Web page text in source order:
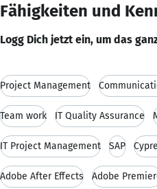
Fähigkeiten und
Logg Dich jetzt ein, um das
Project Management
Team work IT Quality Assurance
IT Project Management SAP
Adobe After Effects Adobe